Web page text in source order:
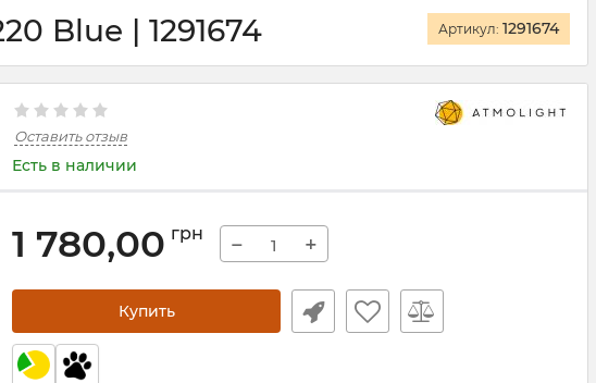
Blue | 1291674 Артикул: 1291674
Оставить отзыв
Есть в наличии
1 780,00 грн − +
Купить